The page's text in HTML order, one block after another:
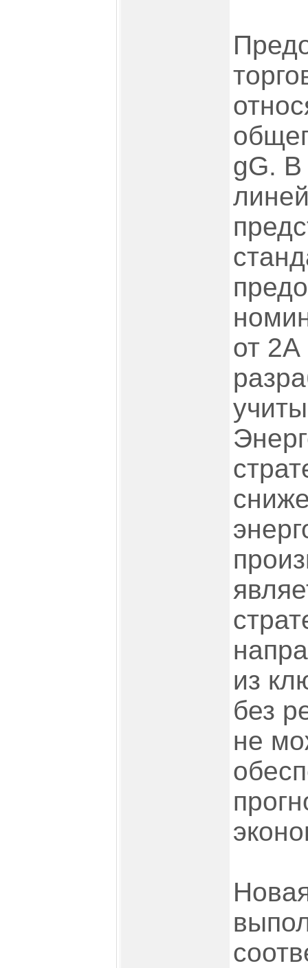
gG. В
от
из
без
не